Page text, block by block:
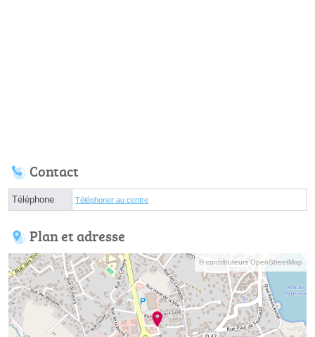
Contact
Téléphone Téléphoner au centre
Plan et adresse
© contributeurs OpenStreetMap